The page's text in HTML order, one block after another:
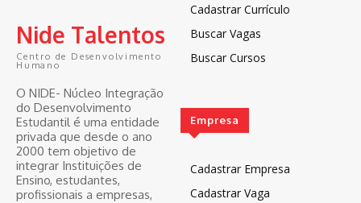
Nide Talentos
Centro de Desenvolvimento
Humano
O NIDE- Núcleo Integração
do Desenvolvimento
Estudantil é uma entidade
privada que desde o ano
2000 tem objetivo de
integrar Instituições de
Ensino, estudantes,
profissionais a empresas,
Cadastrar Currículo
Buscar Vagas
Buscar Cursos
Empresa
Cadastrar Empresa
Cadastrar Vaga